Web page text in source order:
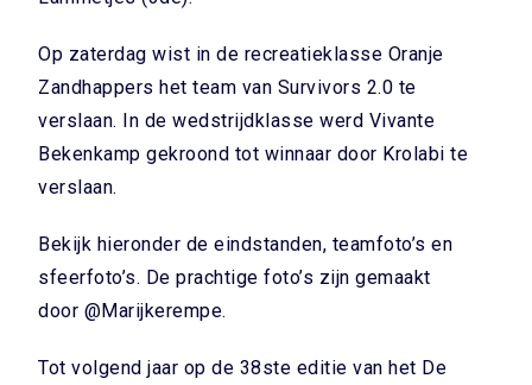
Op zaterdag wist in de recreatieklasse Oranje
Zandhappers het team van Survivors 2.0 te
verslaan. In de wedstrijdklasse werd Vivante
Bekenkamp gekroond tot winnaar door Krolabi te
verslaan.
Bekijk hieronder de eindstanden, teamfoto’s en
sfeerfoto’s. De prachtige foto’s zijn gemaakt
door @Marijkerempe.
Tot volgend jaar op de 38ste editie van het De